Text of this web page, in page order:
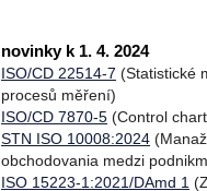
novinky k 1. 4. 2024
ISO/CD 22514-7 (Statistické
procesů měření)
ISO/CD 7870-5 (Control
STN ISO 10008:2024
obchodovania medzi
ISO 15223-1:2021/DAmd 1